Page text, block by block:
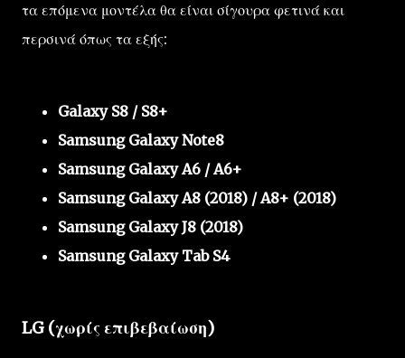
τα επόμενα μοντέλα θα είναι σίγουρα φετινά και
περσινά όπως τα εξής:
Galaxy S8 / S8+
Samsung Galaxy Note8
Samsung Galaxy A6 / A6+
Samsung Galaxy A8 (2018) / A8+ (2018)
Samsung Galaxy J8 (2018)
Samsung Galaxy Tab S4
LG (χωρίς επιβεβαίωση)